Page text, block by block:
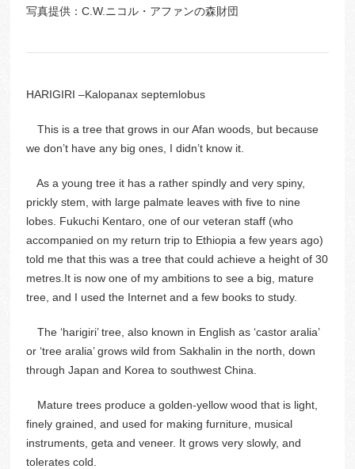
写真提供：C.W.ニコル・アファンの森財団
HARIGIRI –Kalopanax septemlobus
This is a tree that grows in our Afan woods, but because
we don’t have any big ones, I didn’t know it.
As a young tree it has a rather spindly and very spiny,
prickly stem, with large palmate leaves with five to nine
lobes. Fukuchi Kentaro, one of our veteran staff (who
accompanied on my return trip to Ethiopia a few years ago)
told me that this was a tree that could achieve a height of 30
metres.It is now one of my ambitions to see a big, mature
tree, and I used the Internet and a few books to study.
The ‘harigiri’ tree, also known in English as ‘castor aralia’
or ‘tree aralia’ grows wild from Sakhalin in the north, down
through Japan and Korea to southwest China.
Mature trees produce a golden-yellow wood that is light,
finely grained, and used for making furniture, musical
instruments, geta and veneer. It grows very slowly, and
tolerates cold.